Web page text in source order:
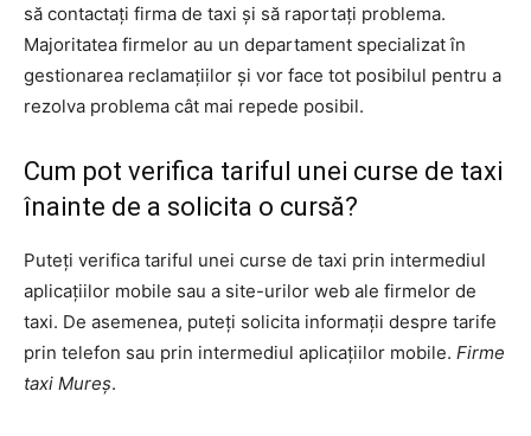
să contactați firma de taxi și să raportați problema.
Majoritatea firmelor au un departament specializat în
gestionarea reclamațiilor și vor face tot posibilul pentru a
rezolva problema cât mai repede posibil.
Cum pot verifica tariful unei curse de taxi
înainte de a solicita o cursă?
Puteți verifica tariful unei curse de taxi prin intermediul
aplicațiilor mobile sau a site-urilor web ale firmelor de
taxi. De asemenea, puteți solicita informații despre tarife
prin telefon sau prin intermediul aplicațiilor mobile. Firme
taxi Mureș.